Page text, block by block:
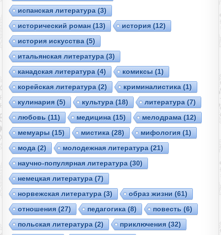
испанская литература (3)
исторический роман (13) история (12)
история искусства (5)
итальянская литература (3)
канадская литература (4) комиксы (1)
корейская литература (2) криминалистика (1)
кулинария (5) культура (18) литература (7)
любовь (11) медицина (15) мелодрама (12)
мемуары (15) мистика (28) мифология (1)
мода (2) молодежная литература (21)
научно-популярная литература (30)
немецкая литература (7)
норвежская литература (3) образ жизни (61)
отношения (27) педагогика (8) повесть (6)
польская литература (2) приключения (32)